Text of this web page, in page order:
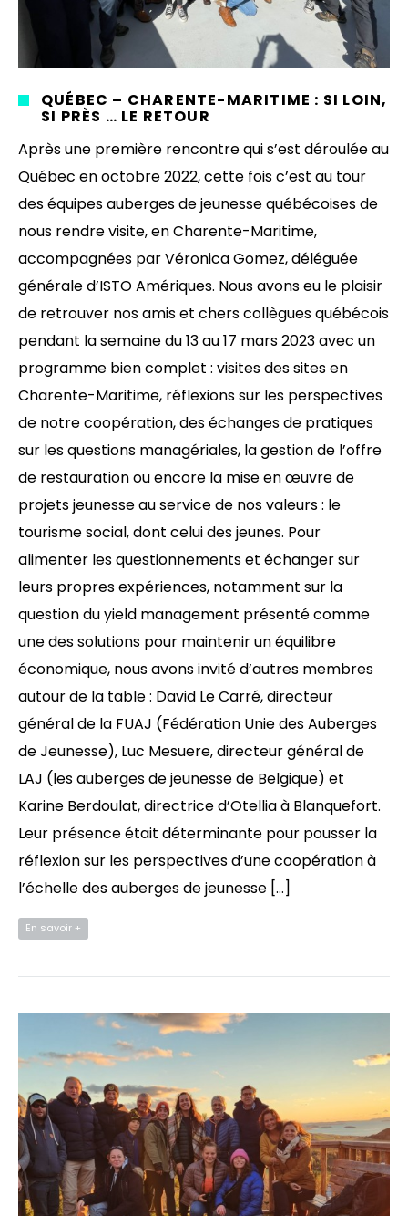
QUÉBEC – CHARENTE-MARITIME : SI LOIN,
SI PRÈS … LE RETOUR
Après une première rencontre qui s’est déroulée au
Québec en octobre 2022, cette fois c’est au tour
des équipes auberges de jeunesse québécoises de
nous rendre visite, en Charente-Maritime,
accompagnées par Véronica Gomez, déléguée
générale d’ISTO Amériques. Nous avons eu le plaisir
de retrouver nos amis et chers collègues québécois
pendant la semaine du 13 au 17 mars 2023 avec un
programme bien complet : visites des sites en
Charente-Maritime, réflexions sur les perspectives
de notre coopération, des échanges de pratiques
sur les questions managériales, la gestion de l’offre
de restauration ou encore la mise en œuvre de
projets jeunesse au service de nos valeurs : le
tourisme social, dont celui des jeunes. Pour
alimenter les questionnements et échanger sur
leurs propres expériences, notamment sur la
question du yield management présenté comme
une des solutions pour maintenir un équilibre
économique, nous avons invité d’autres membres
autour de la table : David Le Carré, directeur
général de la FUAJ (Fédération Unie des Auberges
de Jeunesse), Luc Mesuere, directeur général de
LAJ (les auberges de jeunesse de Belgique) et
Karine Berdoulat, directrice d’Otellia à Blanquefort.
Leur présence était déterminante pour pousser la
réflexion sur les perspectives d’une coopération à
l’échelle des auberges de jeunesse […]
En savoir +